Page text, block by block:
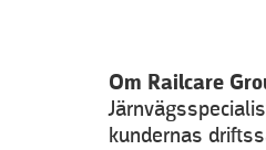
Om Railcare
kundernas